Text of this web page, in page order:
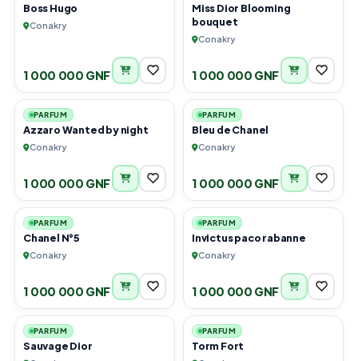
Boss Hugo
Conakry
1 000 000 GNF
Miss Dior Blooming
bouquet
Conakry
1 000 000 GNF
1
PARFUM
Azzaro Wanted by night
Conakry
1 000 000 GNF
1
PARFUM
Bleu de Chanel
Conakry
1 000 000 GNF
1
PARFUM
Chanel N°5
Conakry
1 000 000 GNF
1
PARFUM
Invictus paco rabanne
Conakry
1 000 000 GNF
1
PARFUM
Sauvage Dior
1
PARFUM
Torm Fort